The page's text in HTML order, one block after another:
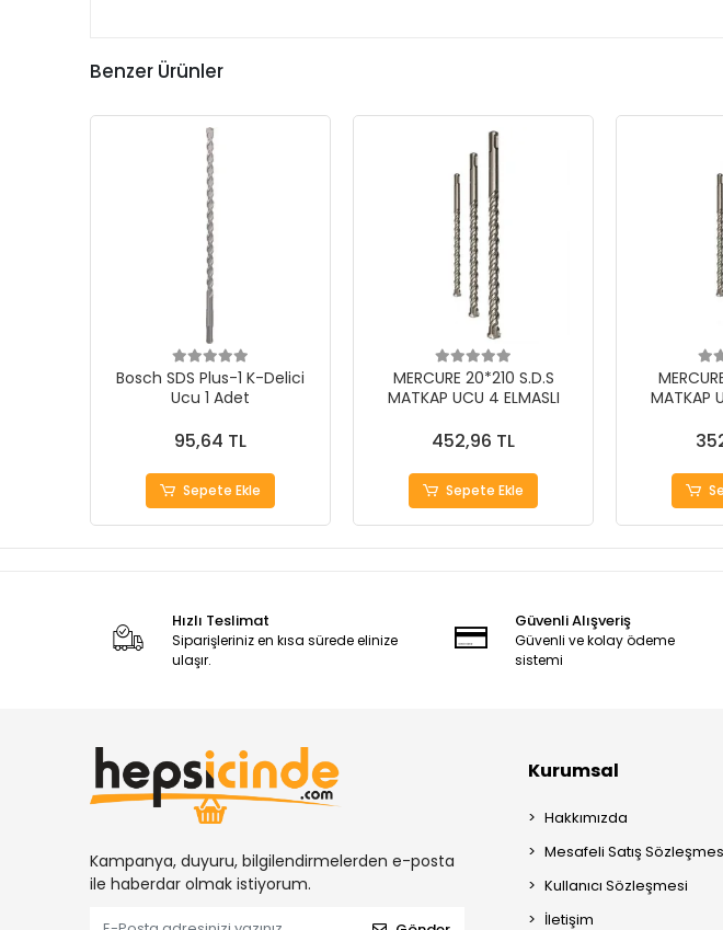
Benzer Ürünler
Bosch SDS Plus-1 K-Delici
Ucu 1 Adet
95,64 TL
Sepete Ekle
MERCURE 20*210 S.D.S
MATKAP UCU 4 ELMASLI
452,96 TL
Sepete Ekle
MATKAP
Hızlı Teslimat
Siparişleriniz en kısa sürede elinize
ulaşır.
Güvenli Alışveriş
Güvenli ve kolay ödeme
sistemi
Kampanya, duyuru, bilgilendirmelerden e-posta
ile haberdar olmak istiyorum.
Kurumsal
Hakkımızda
Mesafeli Satış
Kullanıcı Sözleşmesi
İletişim